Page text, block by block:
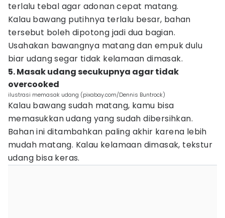
terlalu tebal agar adonan cepat matang.
Kalau bawang putihnya terlalu besar, bahan
tersebut boleh dipotong jadi dua bagian.
Usahakan bawangnya matang dan empuk dulu
biar udang segar tidak kelamaan dimasak.
5. Masak udang secukupnya agar tidak
overcooked
ilustrasi memasak udang (pixabay.com/Dennis Buntrock)
Kalau bawang sudah matang, kamu bisa
memasukkan udang yang sudah dibersihkan.
Bahan ini ditambahkan paling akhir karena lebih
mudah matang. Kalau kelamaan dimasak, tekstur
udang bisa keras.